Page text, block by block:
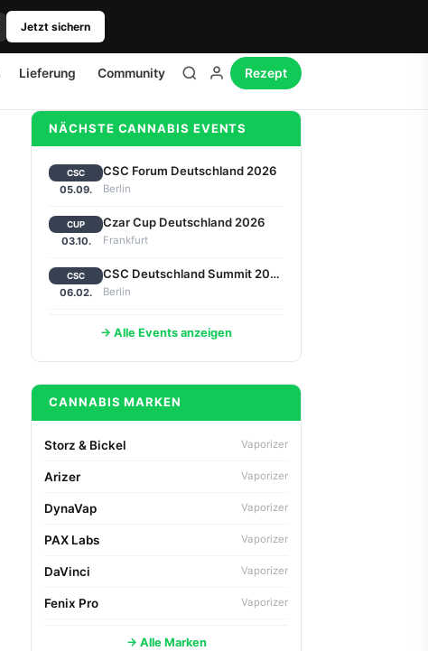
Jetzt sichern
Lieferung Community Rezept
NÄCHSTE CANNABIS EVENTS
CSC
05.09.
CSC Forum Deutschland 2026
Berlin
CUP
03.10.
Czar Cup Deutschland 2026
Frankfurt
CSC
06.02.
CSC Deutschland Summit 2027
Berlin
→ Alle Events anzeigen
CANNABIS MARKEN
Storz & Bickel Vaporizer
Arizer Vaporizer
DynaVap Vaporizer
PAX Labs Vaporizer
DaVinci Vaporizer
Fenix Pro Vaporizer
→ Alle Marken